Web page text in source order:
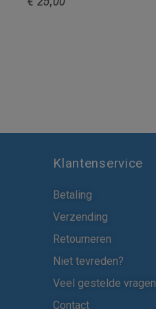
Klantenservice
Betaling
Verzending
Retourneren
Niet tevreden?
Veel gestelde vragen
Contact